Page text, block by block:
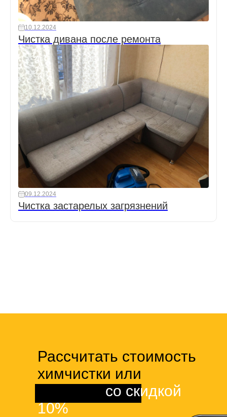
10.12.2024
Чистка дивана после ремонта
09.12.2024
Чистка застарелых загрязнений
Рассчитать стоимость
химчистки или
со скидкой
10%